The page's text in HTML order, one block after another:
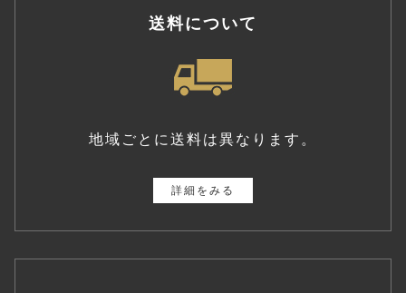
送料について
地域ごとに送料は異なります。
詳細をみる